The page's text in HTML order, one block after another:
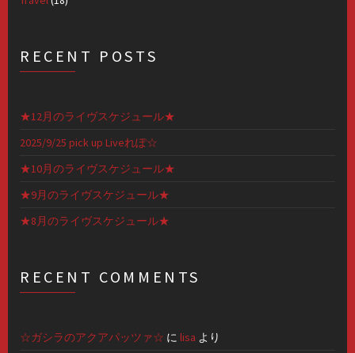
RECENT POSTS
★12月のライヴスケジュール★
2025/9/25 pick up Liveれぽ☆
★10月のライヴスケジュール★
★9月のライヴスケジュール★
★8月のライヴスケジュール★
RECENT COMMENTS
☆ガシラのアクアパッツァ☆ に lisa より